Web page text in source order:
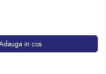
in cos